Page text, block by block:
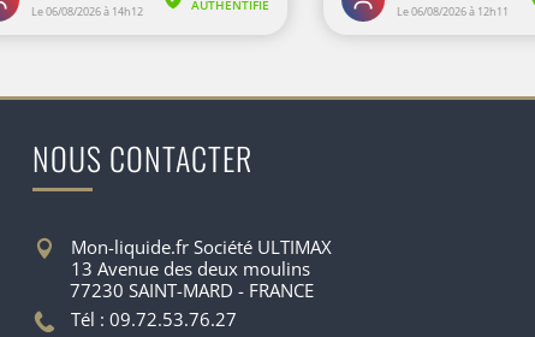
NOUS CONTACTER
Mon-liquide.fr Société ULTIMAX
13 Avenue des deux moulins
77230 SAINT-MARD - FRANCE
Tél : 09.72.53.76.27